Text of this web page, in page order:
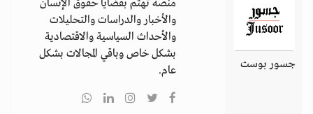
جسور بوست
منصة تهتم بقضايا حقوق الإنسان
والأخبار والدراسات والتحليلات
والأحداث السياسية والاقتصادية
بشكل خاص وباقي المجالات بشكل
عام.